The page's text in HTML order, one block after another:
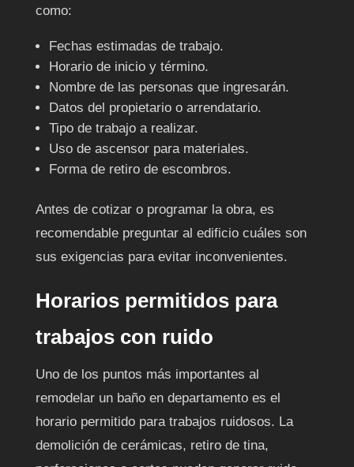
como:
Fechas estimadas de trabajo.
Horario de inicio y término.
Nombre de las personas que ingresarán.
Datos del propietario o arrendatario.
Tipo de trabajo a realizar.
Uso de ascensor para materiales.
Forma de retiro de escombros.
Antes de cotizar o programar la obra, es
recomendable preguntar al edificio cuáles son
sus exigencias para evitar inconvenientes.
Horarios permitidos para
trabajos con ruido
Uno de los puntos más importantes al
remodelar un baño en departamento es el
horario permitido para trabajos ruidosos. La
demolición de cerámicas, retiro de tina,